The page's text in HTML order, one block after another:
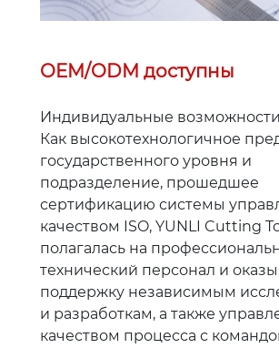
OEM/ODM доступны
Индивидуальные
Как высокотехнологичное
государственного уровня и
подразделение, прошедшее
сертификацию системы
качеством ISO, YUNLI Cutting
полагалась на
технический персонал и
поддержку независимым
и разработкам, а также
качеством процесса с